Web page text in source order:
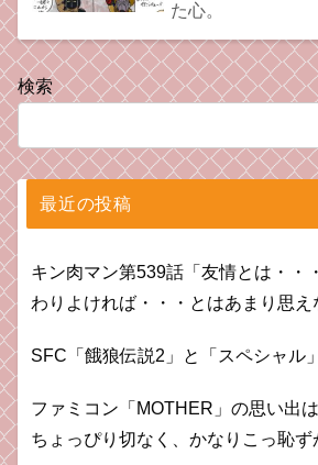
た心。
検索
最近の投稿
キン肉マン第539話「友情とは・・
わりよければ・・・とはあまり思え
SFC「餓狼伝説2」と「スペシャル
ファミコン「MOTHER」の思い出
ちょっぴり切なく、かなりこっ恥ず